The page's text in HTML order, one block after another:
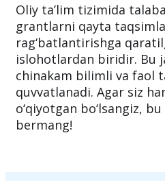
Oliy ta’lim tizimida
grantlarni qayta
rag‘batlantirishga
islohotlardan biridir. Bu
chinakam bilimli va faol
quvvatlanadi. Agar siz
o‘qiyotgan bo‘lsangiz,
bermang!